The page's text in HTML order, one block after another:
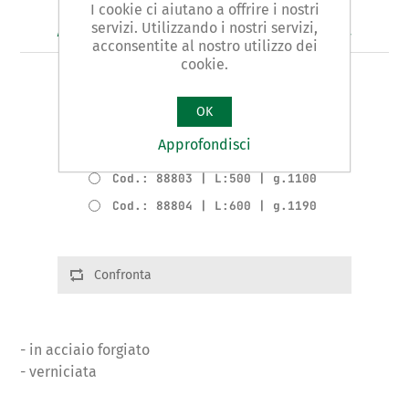
Art. 888 - tenaglia da forgia
Varianti del prodotto
Cod.: 88802 | L:400 | g.825
Cod.: 88803 | L:500 | g.1100
Cod.: 88804 | L:600 | g.1190
Confronta
- in acciaio forgiato
- verniciata
I cookie ci aiutano a offrire i nostri
servizi. Utilizzando i nostri servizi,
acconsentite al nostro utilizzo dei
cookie.
OK
Approfondisci